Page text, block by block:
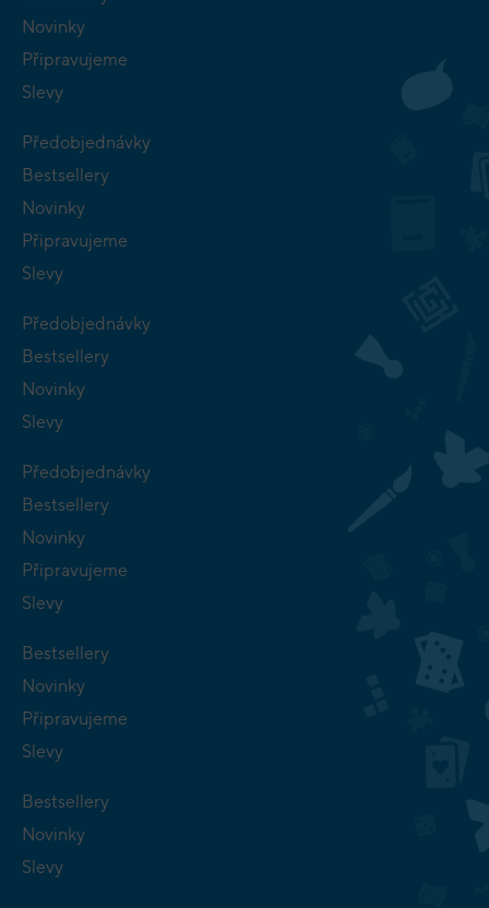
Novinky
Připravujeme
Slevy
Předobjednávky
Bestsellery
Novinky
Připravujeme
Slevy
Předobjednávky
Bestsellery
Novinky
Slevy
Předobjednávky
Bestsellery
Novinky
Připravujeme
Slevy
Bestsellery
Novinky
Připravujeme
Slevy
Bestsellery
Novinky
Slevy